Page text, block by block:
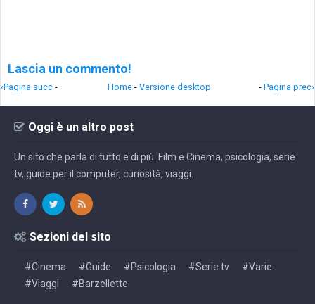
Lascia un commento!
‹Pagina succ - - Pagina prec›
Home - Versione desktop
Oggi è un altro post
Un sito che parla di tutto e di più. Film e Cinema, psicologia, serie
tv, guide per il computer, curiosità, viaggi.
Sezioni del sito
#Cinema #Guide #Psicologia #Serie tv
#Varie
#Viaggi
#Barzellette